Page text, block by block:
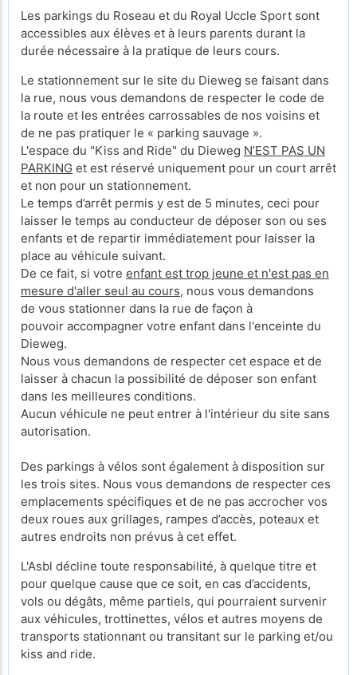
Les parkings du Roseau et du Royal Uccle Sport sont
accessibles aux élèves et à leurs parents durant la
durée nécessaire à la pratique de leurs cours.
Le stationnement sur le site du Dieweg se faisant dans
la rue, nous vous demandons de respecter le code de
la route et les entrées carrossables de nos voisins et
de ne pas pratiquer le « parking sauvage ».
L'espace du "Kiss and Ride" du Dieweg N’EST PAS UN
PARKING et est réservé uniquement pour un court arrêt
et non pour un stationnement.
Le temps d’arrêt permis y est de 5 minutes, ceci pour
laisser le temps au conducteur de déposer son ou ses
enfants et de repartir immédiatement pour laisser la
place au véhicule suivant.
De ce fait, si votre enfant est trop jeune et n'est pas en
mesure d'aller seul au cours, nous vous demandons
de vous stationner dans la rue de façon à
pouvoir accompagner votre enfant dans l'enceinte du
Dieweg.
Nous vous demandons de respecter cet espace et de
laisser à chacun la possibilité de déposer son enfant
dans les meilleures conditions.
Aucun véhicule ne peut entrer à l'intérieur du site sans
autorisation.
Des parkings à vélos sont également à disposition sur
les trois sites. Nous vous demandons de respecter ces
emplacements spécifiques et de ne pas accrocher vos
deux roues aux grillages, rampes d’accès, poteaux et
autres endroits non prévus à cet effet.
L'Asbl décline toute responsabilité, à quelque titre et
pour quelque cause que ce soit, en cas d’accidents,
vols ou dégâts, même partiels, qui pourraient survenir
aux véhicules, trottinettes, vélos et autres moyens de
transports stationnant ou transitant sur le parking et/ou
kiss and ride.